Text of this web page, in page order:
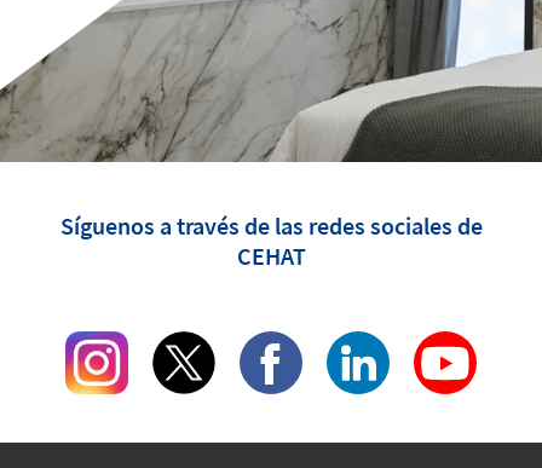
Síguenos a través de las redes sociales de
CEHAT